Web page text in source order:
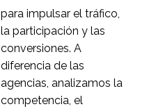
para impulsar el tráfico,
la participación y las
conversiones. A
diferencia de las
agencias, analizamos la
competencia, el